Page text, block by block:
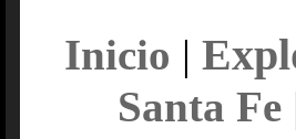
Inicio |
Santa Fe